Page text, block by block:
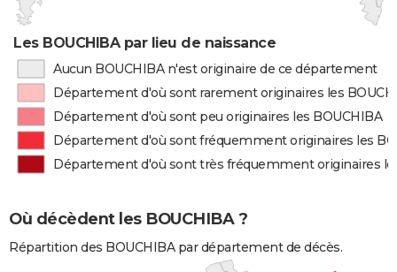
Les BOUCHIBA par lieu de naissance
Aucun BOUCHIBA n'est originaire de ce département
Département d'où sont rarement originaires les
Département d'où sont peu originaires les BOUCHIBA
Département d'où sont fréquemment originaires les
Département d'où sont très fréquemment originaires
Où décèdent les BOUCHIBA ?
Répartition des BOUCHIBA par département de décès.